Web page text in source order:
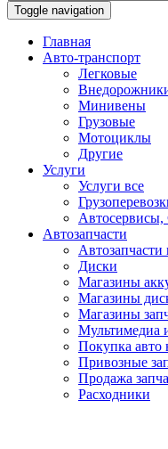
Toggle navigation
Главная
Авто-транспорт
Легковые
Минивены
Грузовые
Мотоциклы
Другие
Услуги
Услуги все
Автозапчасти
Автозапчасти
Диски
Магазины
Магазины
Магазины
Мультимедиа
Покупка авто
Привозные
Продажа
Расходники